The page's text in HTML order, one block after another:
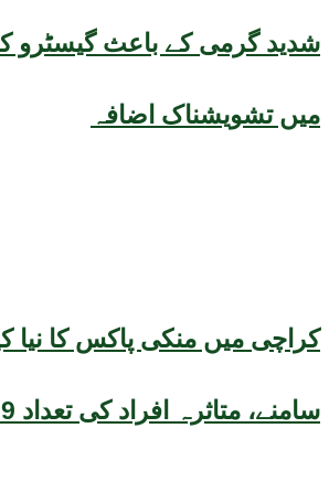
شدید گرمی کے باعث گیسٹرو
میں تشویشناک اضافہ
کراچی میں منکی پاکس کا نیا
سامنے، متاثرہ افراد کی تعداد 9 ہو گئی